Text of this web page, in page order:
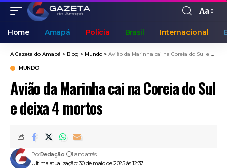
Aa
Home Amapá Polícia Brasil Internacional
A Gazeta do Amapá > Blog > Mundo > Avião da Marinha cai na Coreia do Sul e deixa 4 mortos
MUNDO
Avião da Marinha cai na Coreia do Sul
e deixa 4 mortos
Ultima atualização: 30 de maio de 2025 às 12:37
PorRedação 1 ano atrás